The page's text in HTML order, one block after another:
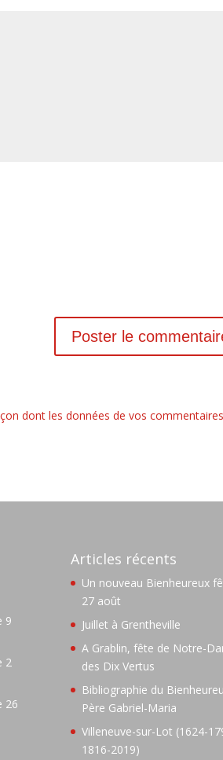
dont les données de vos
9
2
26
Articles récents
Un nouveau Bienheureux
27 août
Juillet à Grentheville
A Grablin, fête de Notre-
des Dix Vertus
Bibliographie du
Père Gabriel-Maria
Villeneuve-sur-Lot (1624-
1816-2019)